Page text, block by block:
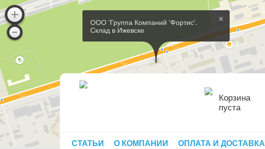
×
ООО 'Группа Компаний 'Фортис'.
Склад в Ижевске
Корзина
пуста
СТАТЬИ О КОМПАНИИ ОПЛАТА И ДОСТАВКА